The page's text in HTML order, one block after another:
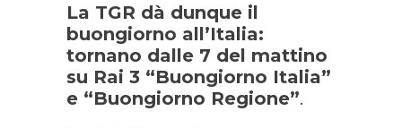
La TGR dà dunque il
buongiorno all’Italia:
tornano dalle 7 del mattino
su Rai 3 “Buongiorno Italia”
e “Buongiorno Regione”.